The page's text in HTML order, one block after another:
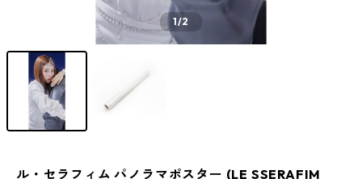
1/2
ル・セラフィム パノラマポスター (LE SSERAFIM